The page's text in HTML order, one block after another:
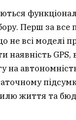
Перш за все
не всі моделі
наявність
на
життя та